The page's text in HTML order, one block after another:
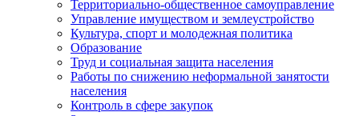
Территориально-общественное самоуправление
Управление имуществом и землеустройство
Культура, спорт и молодежная политика
Образование
Труд и социальная защита населения
Работы по снижению неформальной занятости
населения
Контроль в сфере закупок